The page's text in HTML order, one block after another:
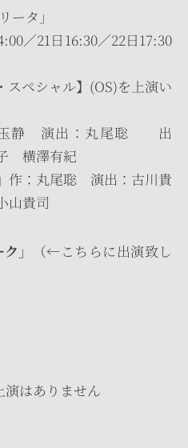
タ」
／21日16:30／22日17:30
ペシャル】(OS)を上演い
玉静 演出：丸尾聡 出
横澤有紀
作：丸尾聡 演出：古川貴
貴司
」
（←こちらに出演致し
はありません